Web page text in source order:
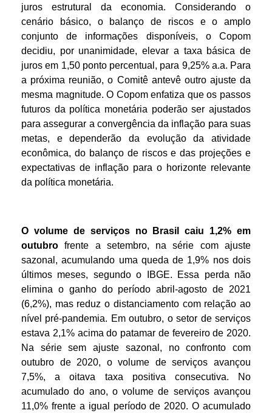
juros estrutural da economia. Considerando o
cenário básico, o balanço de riscos e o amplo
conjunto de informações disponíveis, o Copom
decidiu, por unanimidade, elevar a taxa básica de
juros em 1,50 ponto percentual, para 9,25% a.a. Para
a próxima reunião, o Comitê antevê outro ajuste da
mesma magnitude. O Copom enfatiza que os passos
futuros da política monetária poderão ser ajustados
para assegurar a convergência da inflação para suas
metas, e dependerão da evolução da atividade
econômica, do balanço de riscos e das projeções e
expectativas de inflação para o horizonte relevante
da política monetária.
O volume de serviços no Brasil caiu 1,2% em
outubrofrente a setembro, na série com ajuste
sazonal, acumulando uma queda de 1,9% nos dois
últimos meses, segundo o IBGE. Essa perda não
elimina o ganho do período abril-agosto de 2021
(6,2%), mas reduz o distanciamento com relação ao
nível pré-pandemia. Em outubro, o setor de serviços
estava 2,1% acima do patamar de fevereiro de 2020.
Na série sem ajuste sazonal, no confronto com
outubro de 2020, o volume de serviços avançou
7,5%, a oitava taxa positiva consecutiva. No
acumulado do ano, o volume de serviços avançou
11,0% frente a igual período de 2020. O acumulado